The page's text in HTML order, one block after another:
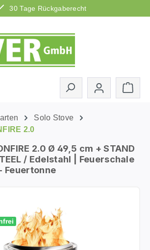
30 Tage Rückgaberecht
Solo Stove
2.0
2.0 Ø 49,5 cm + STAND
/ Edelstahl | Feuerschale
Feuertonne